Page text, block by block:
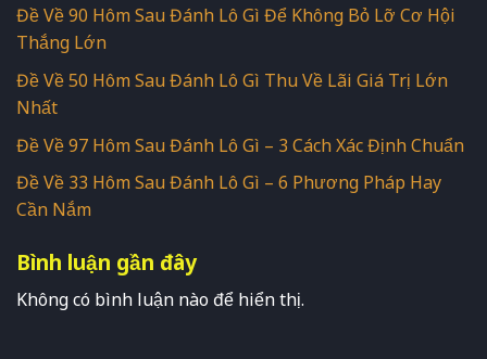
Đề Về 90 Hôm Sau Đánh Lô Gì Để Không Bỏ Lỡ Cơ Hội
Thắng Lớn
Đề Về 50 Hôm Sau Đánh Lô Gì Thu Về Lãi Giá Trị Lớn
Nhất
Đề Về 97 Hôm Sau Đánh Lô Gì – 3 Cách Xác Định Chuẩn
Đề Về 33 Hôm Sau Đánh Lô Gì – 6 Phương Pháp Hay
Cần Nắm
Bình luận gần đây
Không có bình luận nào để hiển thị.